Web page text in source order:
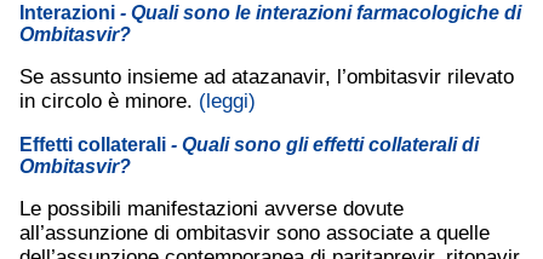
Interazioni - Quali sono le interazioni farmacologiche di
Ombitasvir?
Se assunto insieme ad atazanavir, l’ombitasvir rilevato
in circolo è minore. (leggi)
Effetti collaterali - Quali sono gli effetti collaterali di
Ombitasvir?
Le possibili manifestazioni avverse dovute
all’assunzione di ombitasvir sono associate a quelle